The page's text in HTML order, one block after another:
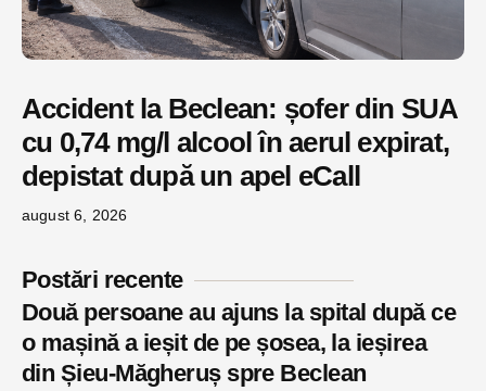
Accident la Beclean: șofer din SUA
cu 0,74 mg/l alcool în aerul expirat,
depistat după un apel eCall
august 6, 2026
Postări recente
Două persoane au ajuns la spital după ce
o mașină a ieșit de pe șosea, la ieșirea
din Șieu-Măgheruș spre Beclean